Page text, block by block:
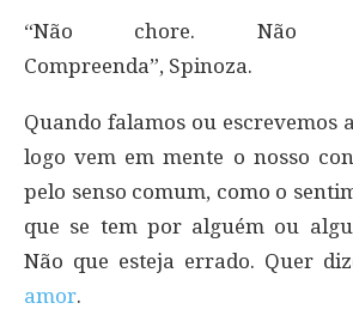
“Não chore. Não
Compreenda”, Spinoza.
Quando falamos ou escrevemos
logo vem em mente o nosso
pelo senso comum, como o
que se tem por alguém ou
Não que esteja errado. Quer
amor.